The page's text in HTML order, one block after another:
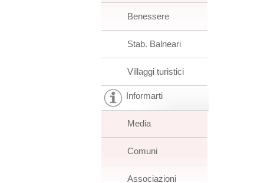
Benessere
Stab. Balneari
Villaggi turistici
Informarti
Media
Comuni
Associazioni